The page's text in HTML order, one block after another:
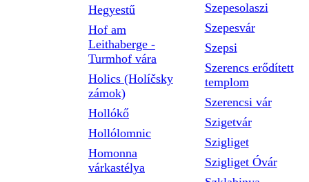
Hegyestű
Hof am
Leithaberge -
Turmhof vára
Holics (Holíčsky
zámok)
Hollókő
Hollólomnic
Homonna
várkastélya
Szepesolaszi
Szepesvár
Szepsi
Szerencs erődített
templom
Szerencsi vár
Szigetvár
Szigliget
Szigliget Óvár